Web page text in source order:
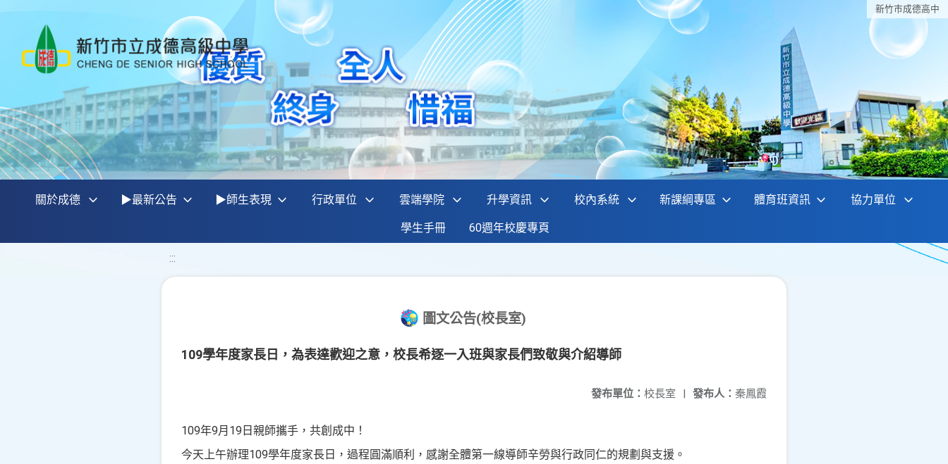
新竹巿成德高中
關於成德 ▶最新公告 ▶師生表現 行政單位 雲端學院 升學資訊 校內系統 新課綱專區 體育班資訊 協力單位
學生手冊 60週年校慶專頁
:::
圖文公告(校長室)
109學年度家長日，為表達歡迎之意，校長希逐一入班與家長們致敬與介紹導師
發布人： 秦鳳霞
發布單位： 校長室 |
109年9月19日親師攜手，共創成中！
今天上午辦理109學年度家長日，過程圓滿順利，感謝全體第一線導師辛勞與行政同仁的規劃與支援。